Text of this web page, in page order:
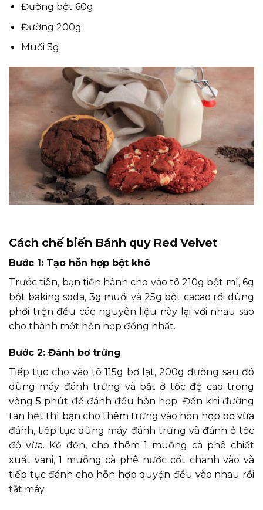
Đường bột 60g
Đường 200g
Muối 3g
Cách chế biến Bánh quy Red Velvet
Bước 1: Tạo hỗn hợp bột khô
Trước tiên, bạn tiến hành cho vào tô 210g bột mì, 6g
bột baking soda, 3g muối và 25g bột cacao rồi dùng
phới trộn đều các nguyên liệu này lại với nhau sao
cho thành một hỗn hợp đồng nhất.
Bước 2: Đánh bơ trứng
Tiếp tục cho vào tô 115g bơ lạt, 200g đường sau đó
dùng máy đánh trứng và bật ở tốc độ cao trong
vòng 5 phút để đánh đều hỗn hợp. Đến khi đường
tan hết thì bạn cho thêm trứng vào hỗn hợp bơ vừa
đánh, tiếp tục dùng máy đánh trứng và đánh ở tốc
độ vừa. Kế đến, cho thêm 1 muỗng cà phê chiết
xuất vani, 1 muỗng cà phê nước cốt chanh vào và
tiếp tục đánh cho hỗn hợp quyện đều vào nhau rồi
tắt máy.